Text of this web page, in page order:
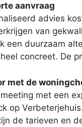
aanvraag
advies
van
een duurzaam
concreet. De
met de
met een
op
de tarieven en